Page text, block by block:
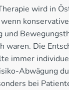
wird in
und
waren. Die
immer
Abwägung
bei